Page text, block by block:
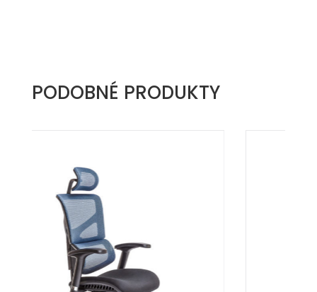
PODOBNÉ PRODUKTY